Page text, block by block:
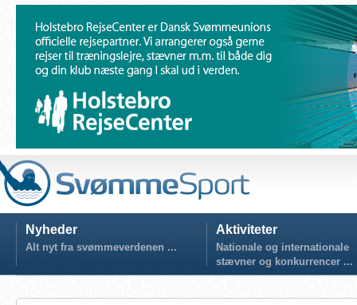
Nyheder
Alt nyt fra svømmeverdenen ...
Aktiviteter
Nationale og internationale
stævner og konkurrencer ...